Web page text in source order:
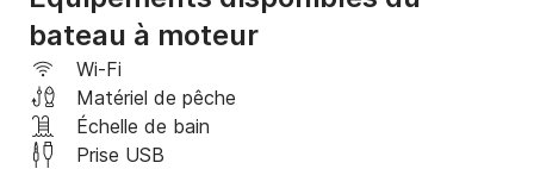
Pour plus de détails, des informations
complémentaires ou toute autre chose, n'hésitez pas
à me contacter via la messagerie privée de la
plateforme Click&Boat. Je serai ravi de vous aider à
faire le bon choix.
bateau à moteur
Wi-Fi
Matériel de pêche
Échelle de bain
Prise USB